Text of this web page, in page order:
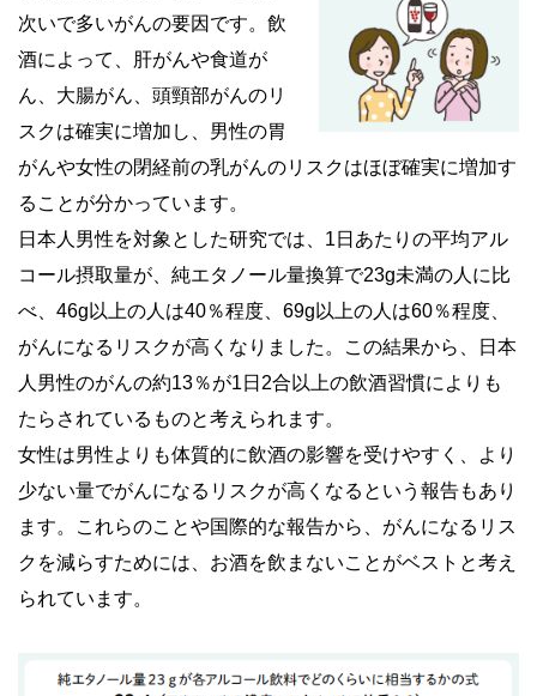
次いで多いがんの要因です。飲
酒によって、肝がんや食道が
ん、大腸がん、頭頸部がんのリ
スクは確実に増加し、男性の胃
がんや女性の閉経前の乳がんのリスクはほぼ確実に増加す
ることが分かっています。
日本人男性を対象とした研究では、1日あたりの平均アル
コール摂取量が、純エタノール量換算で23g未満の人に比
べ、46g以上の人は40％程度、69g以上の人は60％程度、
がんになるリスクが高くなりました。この結果から、日本
人男性のがんの約13％が1日2合以上の飲酒習慣によりも
たらされているものと考えられます。
女性は男性よりも体質的に飲酒の影響を受けやすく、より
少ない量でがんになるリスクが高くなるという報告もあり
ます。これらのことや国際的な報告から、がんになるリス
クを減らすためには、お酒を飲まないことがベストと考え
られています。